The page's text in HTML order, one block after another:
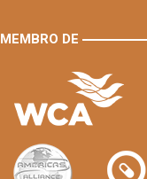
MEMBRO DE